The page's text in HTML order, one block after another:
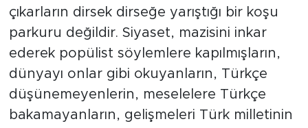
çıkarların dirsek dirseğe yarıştığı bir koşu
parkuru değildir. Siyaset, mazisini inkar
ederek popülist söylemlere kapılmışların,
dünyayı onlar gibi okuyanların, Türkçe
düşünemeyenlerin, meselelere Türkçe
bakamayanların, gelişmeleri Türk milletinin